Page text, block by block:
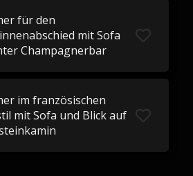
für den
mit Sofa
Champagnerbar
im französischen
mit Sofa und Blick auf